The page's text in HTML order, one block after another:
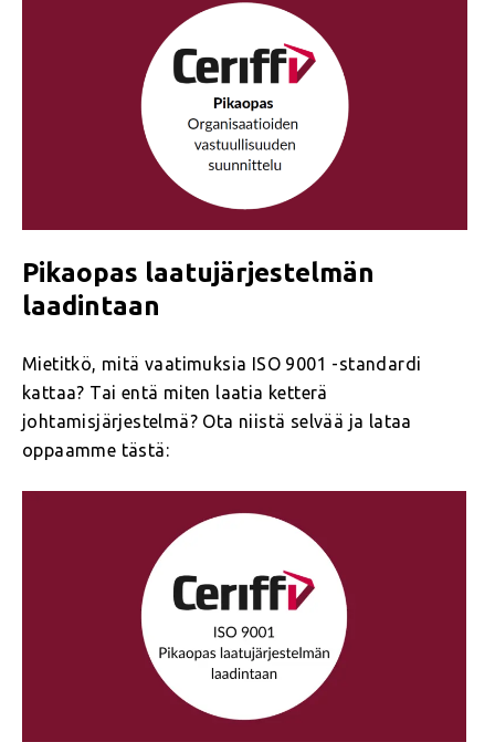
Pikaopas laatujärjestelmän
laadintaan
Mietitkö, mitä vaatimuksia ISO 9001 -standardi
kattaa? Tai entä miten laatia ketterä
johtamisjärjestelmä? Ota niistä selvää ja lataa
oppaamme tästä: